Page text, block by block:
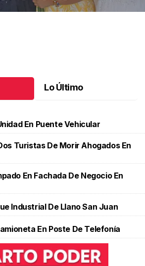
Lo Último
En Puente Vehicular
Turistas De Morir Ahogados En
En Fachada De Negocio En
Industrial De Llano San Juan
En Poste De Telefonía